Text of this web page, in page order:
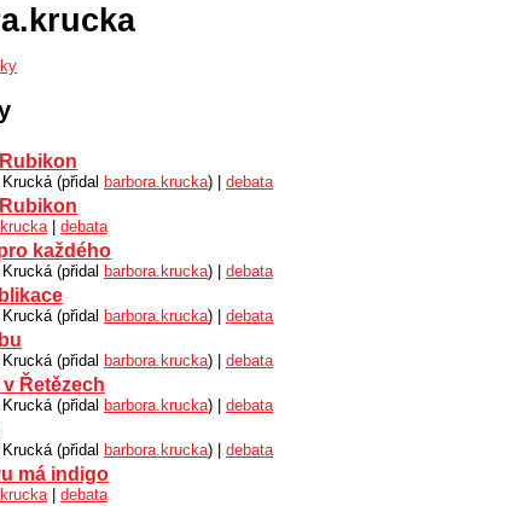
(přidal barbora.krucka) | debata
| debata
každého
(přidal barbora.krucka) | debata
(přidal barbora.krucka) | debata
(přidal barbora.krucka) | debata
Řetězech
(přidal barbora.krucka) | debata
(přidal barbora.krucka) | debata
má indigo
| debata